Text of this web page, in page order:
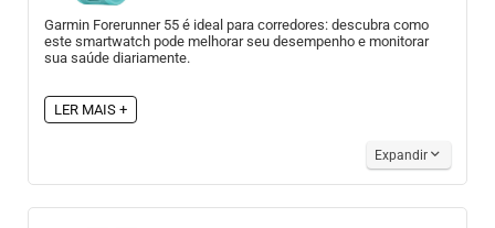
Garmin Forerunner 55 é ideal para corredores: descubra como
este smartwatch pode melhorar seu desempenho e monitorar
sua saúde diariamente.
LER MAIS +
Expandir